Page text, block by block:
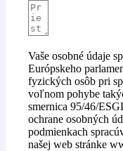
Vaše osobné údaje
Európskeho
fyzických osôb pri
voľnom pohybe
smernica 95/46/
ochrane osobných
podmienkach
našej web stránke